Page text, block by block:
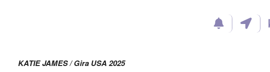
KATIE JAMES / Gira USA 2025